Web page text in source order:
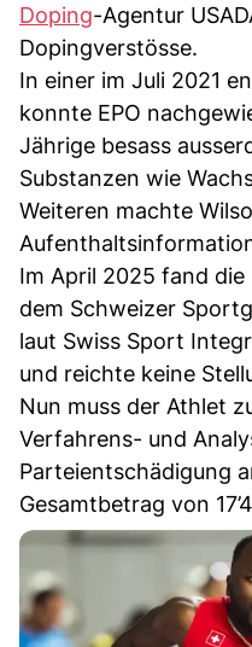
Doping-Agentur
Dopingverstösse.
In einer im Juli 2021
konnte EPO
Jährige besass
Substanzen wie
Weiteren machte
Im April 2025 fand
dem Schweizer
laut Swiss Sport
und reichte keine
Nun muss der Athlet
Verfahrens- und
Parteientschädigung
Gesamtbetrag von